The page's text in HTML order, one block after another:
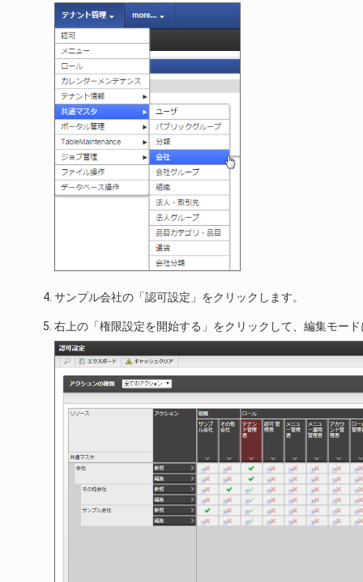
サンプル会社の「認可設定」をクリックします。
右上の「権限設定を開始する」をクリックして、編集モー